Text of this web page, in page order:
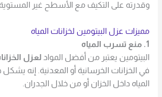
وقدرته على التكيف مع الأسطح غير
مميزات عزل البيتومين لخزانات المياه
1. منع تسرب المياه
البيتومين يعتبر من أفضل المواد لعزل
في الخزانات الخرسانية أو المعدنية. إنه
المياه داخل الخزان أو من خلال الجدران.